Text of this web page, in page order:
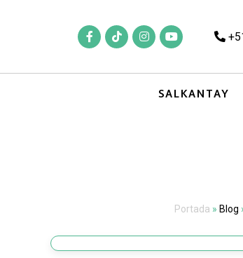
SALKANTAY
Portada » Blog